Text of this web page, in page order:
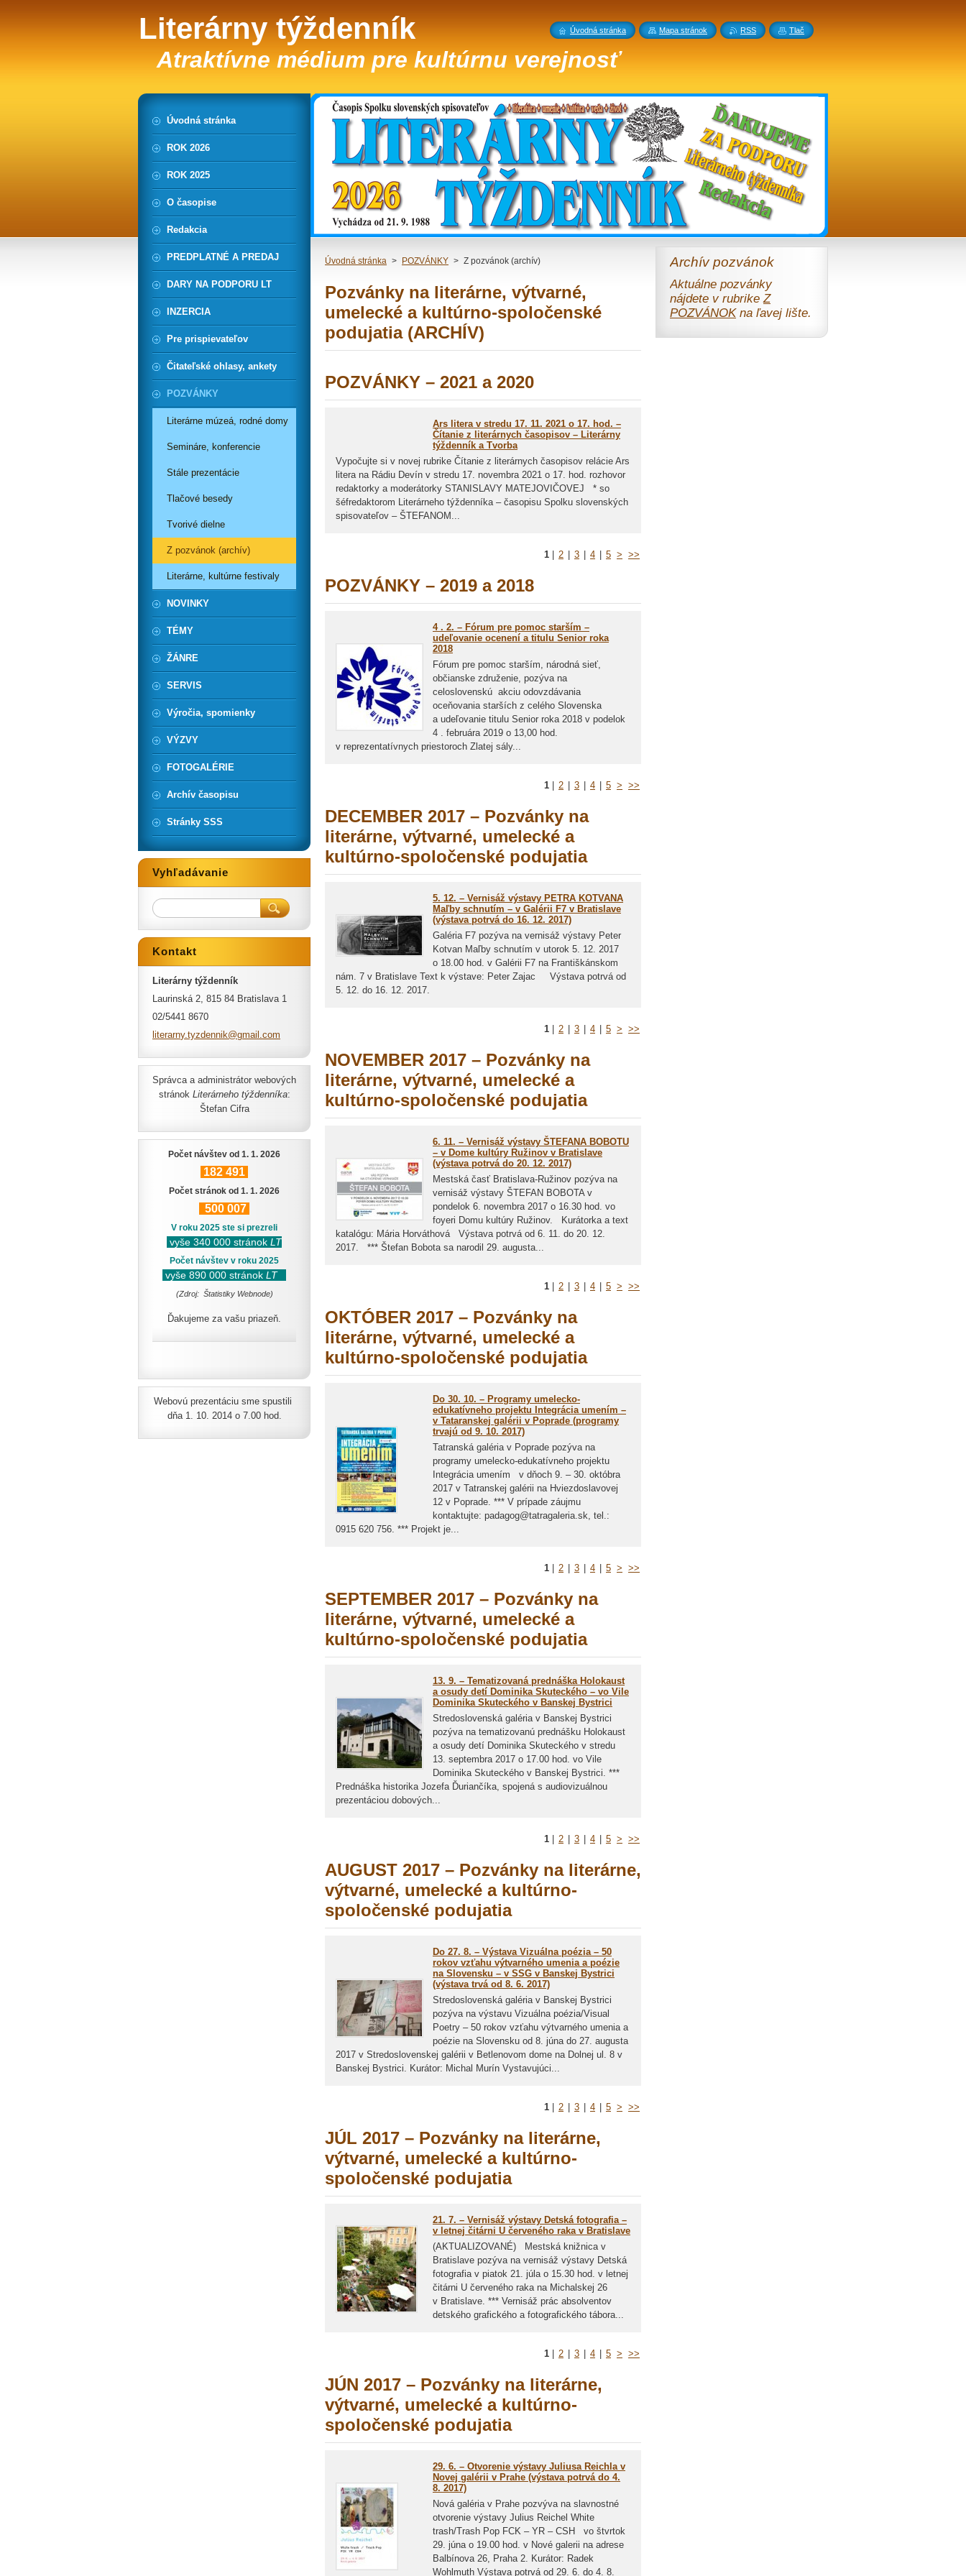
Literárny týždenník
Atraktívne médium pre kultúrnu verejnosť
Úvodná stránka > POZVÁNKY > Z pozvánok (archív)
Pozvánky na literárne, výtvarné,
umelecké a kultúrno-spoločenské
podujatia (ARCHÍV)
POZVÁNKY – 2021 a 2020
Ars litera v stredu 17. 11. 2021 o 17. hod. –
Čítanie z literárnych časopisov – Literárny
týždenník a Tvorba
Vypočujte si v novej rubrike Čítanie z literárnych časopisov relácie Ars
litera na Rádiu Devín v stredu 17. novembra 2021 o 17. hod. rozhovor
redaktorky a moderátorky STANISLAVY MATEJOVIČOVEJ * so
šéfredaktorom Literárneho týždenníka – časopisu Spolku slovenských
spisovateľov – ŠTEFANOM...
1 2 3 4 5 > >>
POZVÁNKY – 2019 a 2018
4 . 2. – Fórum pre pomoc starším –
udeľovanie ocenení a titulu Senior roka
2018
Fórum pre pomoc starším, národná sieť,
občianske združenie, pozýva na
celoslovenskú akciu odovzdávania
oceňovania starších z celého Slovenska
a udeľovanie titulu Senior roka 2018 v podelok
4 . februára 2019 o 13,00 hod.
v reprezentatívnych priestoroch Zlatej sály...
1 2 3 4 5 > >>
DECEMBER 2017 – Pozvánky na
literárne, výtvarné, umelecké a
kultúrno-spoločenské podujatia
5. 12. – Vernisáž výstavy PETRA KOTVANA
Maľby schnutím – v Galérii F7 v Bratislave
(výstava potrvá do 16. 12. 2017)
Galéria F7 pozýva na vernisáž výstavy Peter
Kotvan Maľby schnutím v utorok 5. 12. 2017
o 18.00 hod. v Galérii F7 na Františkánskom
nám. 7 v Bratislave Text k výstave: Peter Zajac Výstava potrvá od
5. 12. do 16. 12. 2017.
1 2 3 4 5 > >>
NOVEMBER 2017 – Pozvánky na
literárne, výtvarné, umelecké a
kultúrno-spoločenské podujatia
6. 11. – Vernisáž výstavy ŠTEFANA BOBOTU
– v Dome kultúry Ružinov v Bratislave
(výstava potrvá do 20. 12. 2017)
Mestská časť Bratislava-Ružinov pozýva na
vernisáž výstavy ŠTEFAN BOBOTA v
pondelok 6. novembra 2017 o 16.30 hod. vo
foyeri Domu kultúry Ružinov. Kurátorka a text
katalógu: Mária Horváthová Výstava potrvá od 6. 11. do 20. 12.
2017. *** Štefan Bobota sa narodil 29. augusta...
1 2 3 4 5 > >>
OKTÓBER 2017 – Pozvánky na
literárne, výtvarné, umelecké a
kultúrno-spoločenské podujatia
Do 30. 10. – Programy umelecko-
edukatívneho projektu Integrácia umením –
v Tataranskej galérii v Poprade (programy
trvajú od 9. 10. 2017)
Tatranská galéria v Poprade pozýva na
programy umelecko-edukatívneho projektu
Integrácia umením v dňoch 9. – 30. októbra
2017 v Tatranskej galérii na Hviezdoslavovej
12 v Poprade. *** V prípade záujmu
kontaktujte: padagog@tatragaleria.sk, tel.:
0915 620 756. *** Projekt je...
1 2 3 4 5 > >>
SEPTEMBER 2017 – Pozvánky na
literárne, výtvarné, umelecké a
kultúrno-spoločenské podujatia
13. 9. – Tematizovaná prednáška Holokaust
a osudy detí Dominika Skuteckého – vo Vile
Dominika Skuteckého v Banskej Bystrici
Stredoslovenská galéria v Banskej Bystrici
pozýva na tematizovanú prednášku Holokaust
a osudy detí Dominika Skuteckého v stredu
13. septembra 2017 o 17.00 hod. vo Vile
Dominika Skuteckého v Banskej Bystrici. ***
Prednáška historika Jozefa Ďuriančíka, spojená s audiovizuálnou
prezentáciou dobových...
1 2 3 4 5 > >>
AUGUST 2017 – Pozvánky na literárne,
výtvarné, umelecké a kultúrno-
spoločenské podujatia
Do 27. 8. – Výstava Vizuálna poézia – 50
rokov vzťahu výtvarného umenia a poézie
na Slovensku – v SSG v Banskej Bystrici
(výstava trvá od 8. 6. 2017)
Stredoslovenská galéria v Banskej Bystrici
pozýva na výstavu Vizuálna poézia/Visual
Poetry – 50 rokov vzťahu výtvarného umenia a
poézie na Slovensku od 8. júna do 27. augusta
2017 v Stredoslovenskej galérii v Betlenovom dome na Dolnej ul. 8 v
Banskej Bystrici. Kurátor: Michal Murín Vystavujúci...
1 2 3 4 5 > >>
JÚL 2017 – Pozvánky na literárne,
výtvarné, umelecké a kultúrno-
spoločenské podujatia
21. 7. – Vernisáž výstavy Detská fotografia –
v letnej čitárni U červeného raka v Bratislave
(AKTUALIZOVANÉ) Mestská knižnica v
Bratislave pozýva na vernisáž výstavy Detská
fotografia v piatok 21. júla o 15.30 hod. v letnej
čitárni U červeného raka na Michalskej 26
v Bratislave. *** Vernisáž prác absolventov
detského grafického a fotografického tábora...
1 2 3 4 5 > >>
JÚN 2017 – Pozvánky na literárne,
výtvarné, umelecké a kultúrno-
spoločenské podujatia
29. 6. – Otvorenie výstavy Juliusa Reichla v
Novej galérii v Prahe (výstava potrvá do 4.
8. 2017)
Nová galéria v Prahe pozvýva na slavnostné
otvorenie výstavy Julius Reichel White
trash/Trash Pop FCK – YR – CSH vo štvrtok
29. júna o 19.00 hod. v Nové galerii na adrese
Balbínova 26, Praha 2. Kurátor: Radek
Wohlmuth Výstava potrvá od 29. 6. do 4. 8.
Archív pozvánok
Aktuálne pozvánky
nájdete v rubrikeZ
POZVÁNOKna ľavej lište.
Úvodná stránka
ROK 2026
ROK 2025
O časopise
Redakcia
PREDPLATNÉ A PREDAJ
DARY NA PODPORU LT
INZERCIA
Pre prispievateľov
Čitateľské ohlasy, ankety
POZVÁNKY
Literárne múzeá, rodné domy
Semináre, konferencie
Stále prezentácie
Tlačové besedy
Tvorivé dielne
Z pozvánok (archív)
Literárne, kultúrne festivaly
NOVINKY
TÉMY
ŽÁNRE
SERVIS
Výročia, spomienky
VÝZVY
FOTOGALÉRIE
Archív časopisu
Stránky SSS
Vyhľadávanie
Kontakt
Literárny týždenník
Laurinská 2, 815 84 Bratislava 1
02/5441 8670
literarny.tyzdennik@gmai l.com
Správca a administrátor webových
stránok Literárneho týždenníka:
Štefan Cifra
Počet návštev od 1. 1. 2026
182 491
Počet stránok od 1. 1. 2026
500 007
V roku 2025 ste si prezreli
vyše 340 000 stránok LT
Počet návštev v roku 2025
vyše 890 000 stránok LT
(Zdroj: Štatistiky Webnode)
Ďakujeme za vašu priazeň.
Webovú prezentáciu sme spustili
dňa 1. 10. 2014 o 7.00 hod.
Úvodná stránka Mapa stránok RSS Tlač